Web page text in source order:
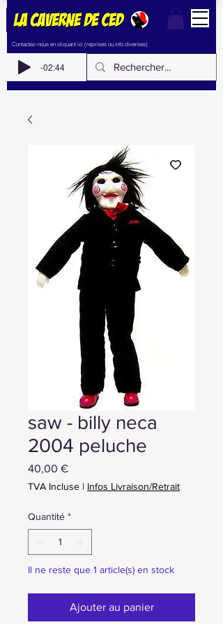
Contactez-nous en cliquant ici (reprises ou info diverses)
-02:44
saw - billy neca
2004 peluche
40,00 €Prix
TVA Incluse | Infos Livraison/Retrait
Quantité *
Il ne reste que 1 article(s) en stock
Ajouter au panier